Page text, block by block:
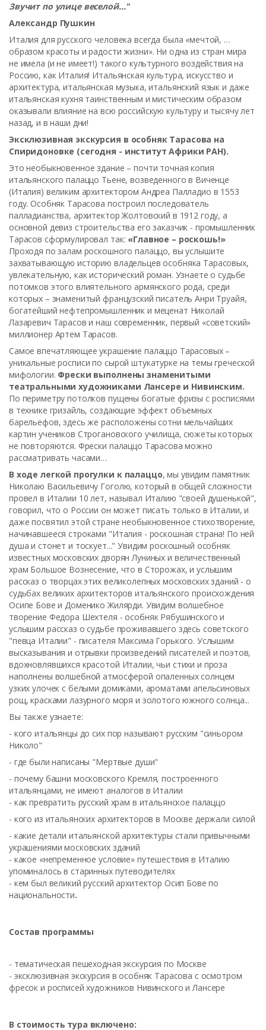
Звучит по улице веселой..."
Александр Пушкин
Италия для русского человека всегда была «мечтой, …
образом красоты и радости жизни». Ни одна из стран мира
не имела (и не имеет!) такого культурного воздействия на
Россию, как Италия! Итальянская культура, искусство и
архитектура, итальянская музыка, итальянский язык и даже
итальянская кухня таинственным и мистическим образом
оказывали влияние на всю российскую культуру и тысячу лет
назад, и в наши дни!
Эксклюзивная экскурсия в особняк Тарасова на
Спиридоновке (сегодня - институт Африки РАН).
Это необыкновенное здание – почти точная копия
итальянского палаццо Тьене, возведенного в Виченце
(Италия) великим архитектором Андреа Палладио в 1553
году. Особняк Тарасова построил последователь
палладианства, архитектор Жолтовский в 1912 году, а
основной девиз строительства его заказчик - промышленник
Тарасов сформулировал так: «Главное – роскошь!»
Проходя по залам роскошного палаццо, вы услышите
захватывающую историю владельцев особняка Тарасовых,
увлекательную, как исторический роман. Узнаете о судьбе
потомков этого влиятельного армянского рода, среди
которых – знаменитый французский писатель Анри Труайя,
богатейший нефтепромышленник и меценат Николай
Лазаревич Тарасов и наш современник, первый «советский»
миллионер Артем Тарасов.
Самое впечатляющее украшение палаццо Тарасовых –
уникальные росписи по сырой штукатурке на темы греческой
мифологии. Фрески выполнены знаменитыми
театральными художниками Лансере и Нивинским.
По периметру потолков пущены богатые фризы с росписями
в технике гризайль, создающие эффект объемных
барельефов, здесь же расположены сотни мельчайших
картин учеников Строгановского училища, сюжеты которых
не повторяются. Фрески палаццо Тарасова можно
рассматривать часами…
В ходе легкой прогулки к палаццо, мы увидим памятник
Николаю Васильевичу Гоголю, который в общей сложности
провел в Италии 10 лет, называл Италию "своей душенькой",
говорил, что о России он может писать только в Италии, и
даже посвятил этой стране необыкновенное стихотворение,
начинавшееся строками "Италия - роскошная страна! По ней
душа и стонет и тоскует..." Увидим роскошный особняк
известных московских дворян Луниных и величественный
храм Большое Вознесение, что в Сторожах, и услышим
рассказ о творцах этих великолепных московских зданий - о
судьбах великих архитекторов итальянского происхождения
Осипе Бове и Доменико Жилярди. Увидим волшебное
творение Федора Шехтеля - особняк Рябушинского и
услышим рассказ о судьбе проживавшего здесь советского
"певца Италии" - писателя Максима Горького. Услышим
высказывания и отрывки произведений писателей и поэтов,
вдохновлявшихся красотой Италии, чьи стихи и проза
наполнены волшебной атмосферой опаленных солнцем
узких улочек с белыми домиками, ароматами апельсиновых
рощ, красками лазурного моря и золотого южного солнца...
Вы также узнаете:
- кого итальянцы до сих пор называют русским "синьором
Николо"
- где были написаны "Мертвые души"
- почему башни московского Кремля, построенного
итальянцами, не имеют аналогов в Италии
- как превратить русский храм в итальянское палаццо
- кого из итальянских архитекторов в Москве держали силой
- какие детали итальянской архитектуры стали привычными
украшениями московских зданий
- какое «непременное условие» путешествия в Италию
упоминалось в старинных путеводителях
- кем был великий русский архитектор Осип Бове по
национальности.
Состав программы
- тематическая пешеходная экскурсия по Москве
- эксклюзивная экскурсия в особняк Тарасова с осмотром
фресок и росписей художников Нивинского и Лансере
В стоимость тура включено: